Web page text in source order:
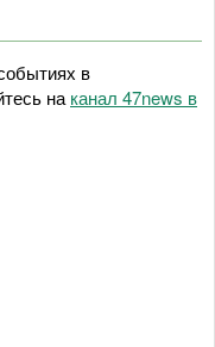
в
на канал 47news в